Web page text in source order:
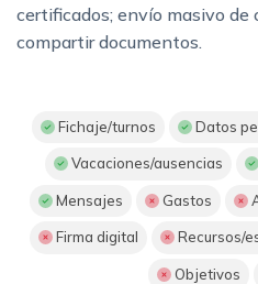
certificados; envío masivo de
compartir documentos.
Fichaje/turnos Datos
Vacaciones/ausencias
Mensajes Gastos
Firma digital Recursos/
Objetivos